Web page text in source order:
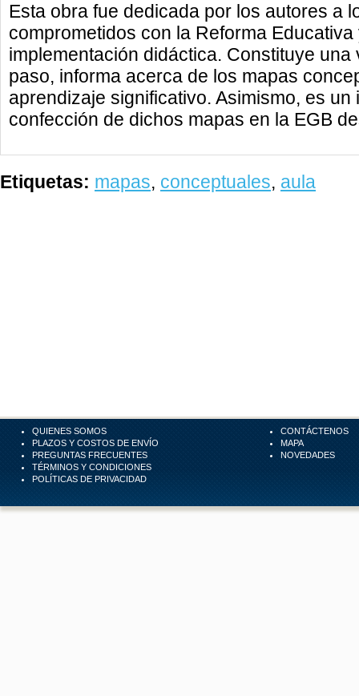
Esta obra fue dedicada por los autores a
comprometidos con la Reforma
implementación didáctica. Constituye
paso, informa acerca de los mapas
aprendizaje significativo. Asimismo, es
confección de dichos mapas en la EGB
Etiquetas: mapas, conceptuales, aula
QUIENES SOMOS
PLAZOS Y COSTOS DE ENVÍO
PREGUNTAS FRECUENTES
TÉRMINOS Y CONDICIONES
POLÍTICAS DE PRIVACIDAD
CONTÁCTENOS
MAPA
NOVEDADES